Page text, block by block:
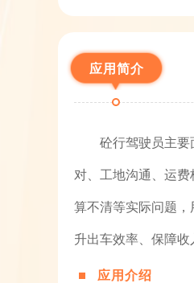
应用简介
砼行驾驶员主
对、工地沟通、运
算不清等实际问题
升出车效率、保障收
应用介绍